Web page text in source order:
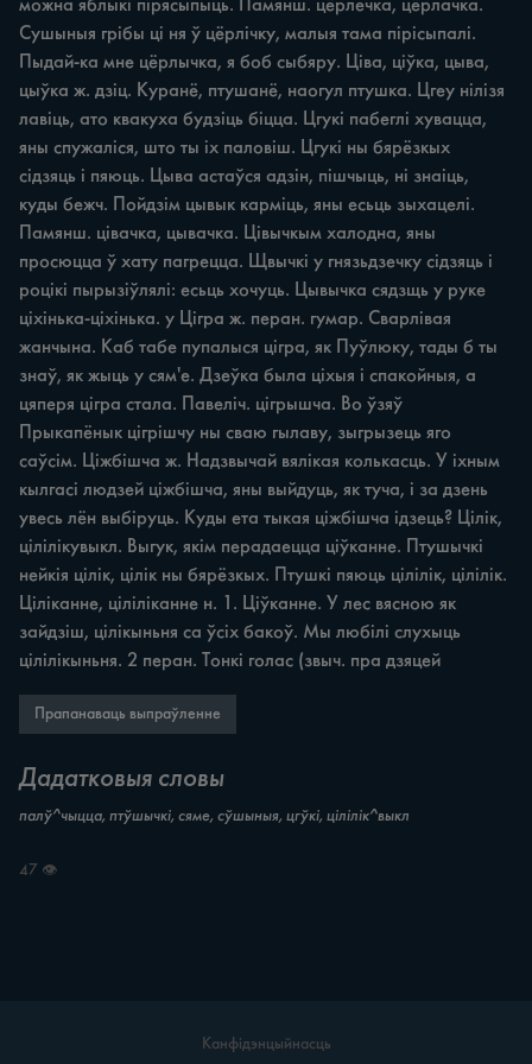
можна яблыкі пірясыпыць. Памянш. цёрлечка, цёрлачка.
Сушыныя грібы ці ня ў цёрлічку, малыя тама пірісыпалі.
Пыдай-ка мне цёрлычка, я боб сыбяру. Ціва, ціўка, цыва,
цыўка ж. дзіц. Куранё, птушанё, наогул птушка. Цгеу нілізя
лавіць, ато квакуха будзіць біцца. Цгукі пабеглі хувацца,
яны спужаліся, што ты іх паловіш. Цгукі ны бярёзкых
сідзяць i пяюць. Цыва астаўся адзін, пішчыць, ні знаіць,
куды бежч. Пойдзім цывык карміць, яны есьць зыхацелі.
Памянш. цівачка, цывачка. Цівычкым халодна, яны
просюцца ў хату пагрецца. Щвычкі у гнязьдзечку сідзяць i
роцікі пырызіўлялі: есьць хочуць. Цывычка сядзщь у руке
ціхінька-ціхінька. у Цігра ж. перан. гумар. Сварлівая
жанчына. Каб табе пупалыся цігра, як Пуўлюку, тады б ты
знаў, як жыць у сям'е. Дзеўка была ціхыя i спакойныя, a
цяперя цігра стала. Павеліч. цігрышча. Во ўзяў
Прыкапёнык цігрішчу ны сваю гылаву, зыгрызець яго
саўсім. Ціжбішча ж. Надзвычай вялікая колькасць. У іхным
кылгасі людзей ціжбішча, яны выйдуць, як туча, i за дзень
увесь лён выбіруць. Куды ета тыкая ціжбішча ідзець? Цілік,
цілілікувыкл. Выгук, якім перадаецца ціўканне. Птушычкі
нейкія цілік, цілік ны бярёзкых. Птушкі пяюць цілілік, цілілік.
Ціліканне, ціліліканне н. 1. Ціўканне. У лес вясною як
зайдзіш, цілікыньня ca ўсіх бакоў. Мы любілі слухыць
цілілікыньня. 2 перан. Тонкі голас (звыч. пра дзяцей
Прапанаваць выпраўленне
Дадатковыя словы
палў^чыцца, птўшычкі, сяме, сўшыныя, цгўкі, цілілік^выкл
47 👁
Канфідэнцыйнасць